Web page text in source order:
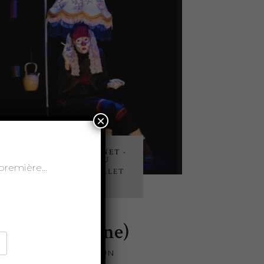
COLLÈGE VERNET -
CHAPITEAU
10 > 25 JUILLET
Petite (Sirène)
EN COMMUN
×